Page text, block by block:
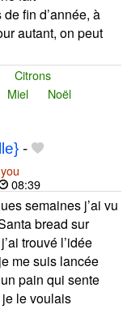
fin d’année, à
autant, on peut
Citrons
Miel
Noël
-
08:39
semaines j’ai vu
bread sur
trouvé l’idée
me suis lancée
pain qui sente
le voulais